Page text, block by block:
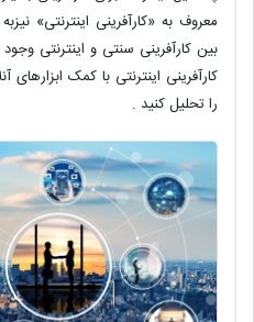
معروف به «کارآفرینی اینترنتی»
بین کارآفرینی سنتی و اینترنتی
کارآفرینی اینترنتی با کمک
را تحلیل کنید .